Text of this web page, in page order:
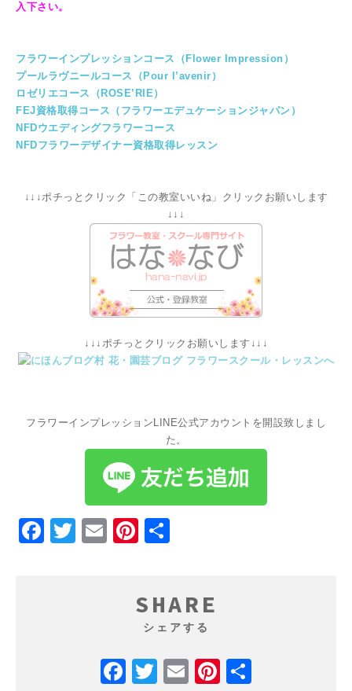
入下さい。
フラワーインプレッションコース（Flower Impression）
プールラヴニールコース（Pour l’avenir）
ロゼリエコース（ROSE’RIE）
FEJ資格取得コース（フラワーエデュケーションジャパン）
NFDウエディングフラワーコース
NFDフラワーデザイナー資格取得レッスン
↓↓↓ポチっとクリック「この教室いいね」クリックお願いします
↓↓↓
↓↓↓ポチっとクリックお願いします↓↓↓
フラワーインプレッションLINE公式アカウントを開設致しまし
た。
Facebook
Twitter
EmailPinterest
SHARE
シェアする
Facebook
Twitter
EmailPinterest